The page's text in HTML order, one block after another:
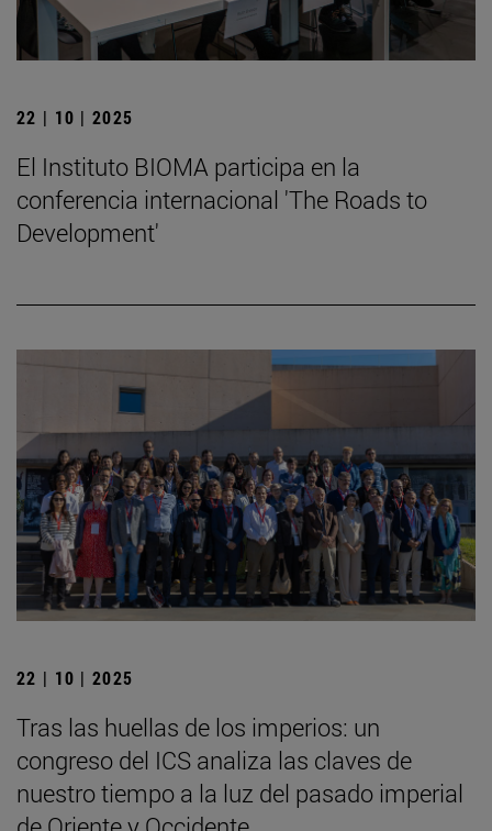
22 | 10 | 2025
El Instituto BIOMA participa en la
conferencia internacional 'The Roads to
Development'
22 | 10 | 2025
Tras las huellas de los imperios: un
congreso del ICS analiza las claves de
nuestro tiempo a la luz del pasado imperial